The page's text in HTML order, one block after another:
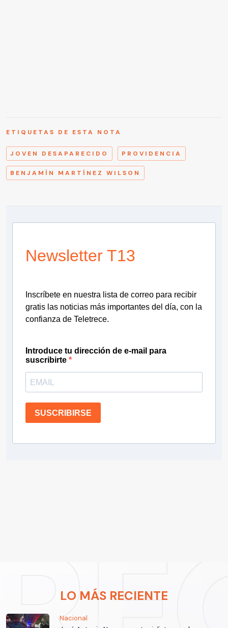
ETIQUETAS DE ESTA NOTA
JOVEN DESAPARECIDO PROVIDENCIA
BENJAMÍN MARTÍNEZ WILSON
Newsletter T13
Inscríbete en nuestra lista de correo para recibir
gratis las noticias más importantes del día, con la
confianza de Teletrece.
Introduce tu dirección de e-mail para
suscribirte
SUSCRIBIRSE
LO MÁS RECIENTE
Nacional